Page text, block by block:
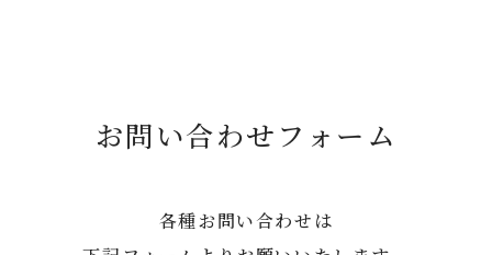
お問い合わせフォーム
各種お問い合わせは